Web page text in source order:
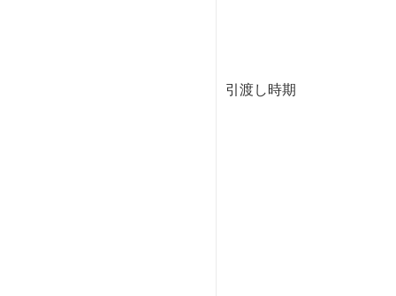
引渡し時期